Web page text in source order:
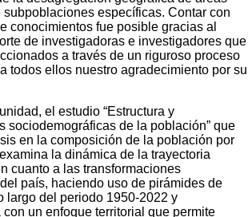
programa de explotación y difusión de la
Censo Nacional de Población y
el Instituto Nacional de Estadística
el documento “Estructura y
sociodemográficas de la población”. El
de una serie de investigaciones que
de temas de interés nacional, que
máximo la información censal y la
la desagregación geográfica de áreas
subpoblaciones específicas. Contar con
conocimientos fue posible gracias al
de investigadoras e investigadores que
a través de un riguroso proceso
todos ellos nuestro agradecimiento por su